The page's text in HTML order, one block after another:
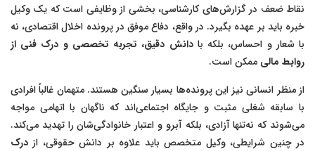
نقاط ضعف در گزارش‌های کارشناسی، بخشی از وظایفی است که یک وکیل
خبره باید بر عهده بگیرد. در واقع، دفاع موفق در پرونده اخلال اقتصادی، نه
با شعار و احساس، بلکه بادانش دقیق، تجربه تخصصی و درک فنی از
روابط مالی ممکن است.
از منظر انسانی نیز این پرونده‌ها بسیار سنگین هستند. متهمان غالباً افرادی
با سابقه شغلی مثبت و جایگاه اجتماعی‌اند که ناگهان با اتهامی مواجه
می‌شوند که نه‌تنها آزادی، بلکه آبرو و اعتبار خانوادگی‌شان را تهدید می‌کند.
در چنین شرایطی، وکیل متخصص باید علاوه بر دانش حقوقی، از درک